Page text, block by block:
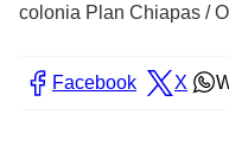
colonia Plan Chiapas /
Facebook X